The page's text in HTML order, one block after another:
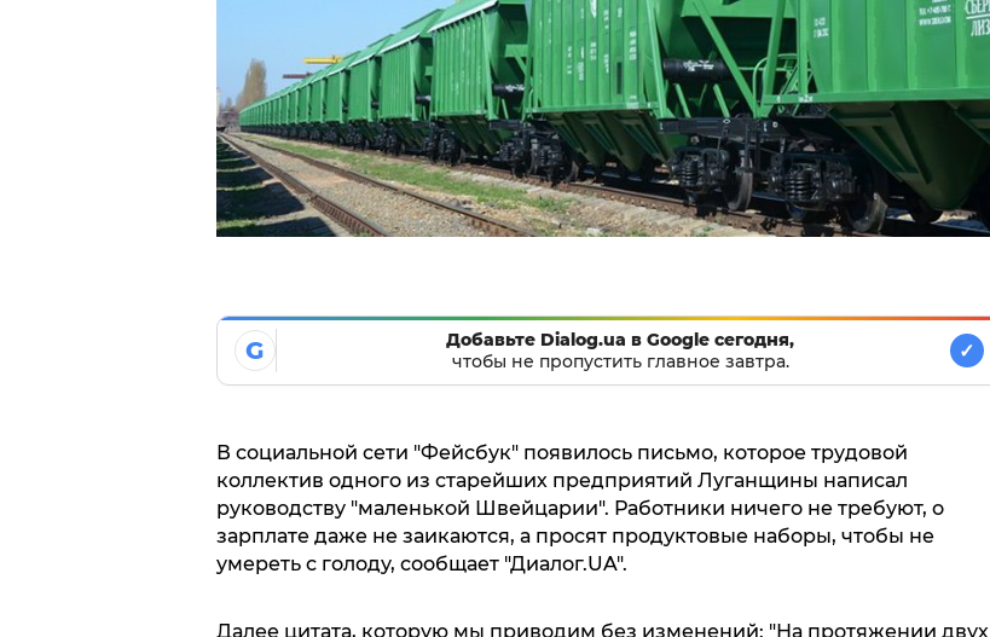
G
Добавьте Dialog.ua в Google сегодня,
чтобы не пропустить главное завтра.
✓
В социальной сети "Фейсбук" появилось письмо, которое трудовой
коллектив одного из старейших предприятий Луганщины написал
руководству "маленькой Швейцарии". Работники ничего не требуют, о
зарплате даже не заикаются, а просят продуктовые наборы, чтобы не
умереть с голоду, сообщает "Диалог.UA".
Далее цитата, которую мы приводим без изменений: "На протяжении двух